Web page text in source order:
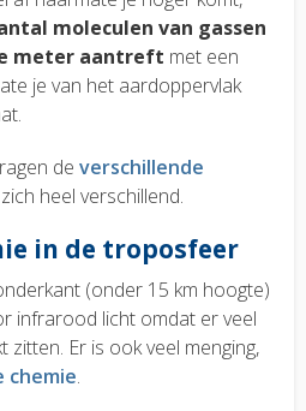
moleculen van gassen
meter aantreft met een
je van het aardoppervlak
de verschillende
zich heel verschillend.
in de troposfeer
(onder 15 km hoogte)
infrarood licht omdat er veel
zitten. Er is ook veel menging,
chemie.